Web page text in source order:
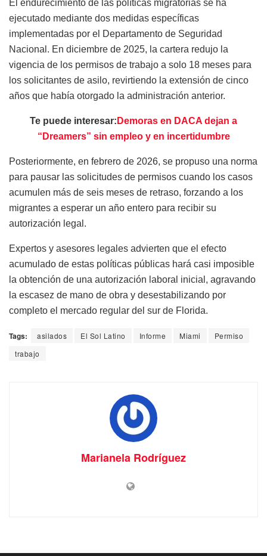
El endurecimiento de las políticas migratorias se ha
ejecutado mediante dos medidas específicas
implementadas por el Departamento de Seguridad
Nacional. En diciembre de 2025, la cartera redujo la
vigencia de los permisos de trabajo a solo 18 meses para
los solicitantes de asilo, revirtiendo la extensión de cinco
años que había otorgado la administración anterior.
Te puede interesar: Demoras en DACA dejan a
“Dreamers” sin empleo y en incertidumbre
Posteriormente, en febrero de 2026, se propuso una norma
para pausar las solicitudes de permisos cuando los casos
acumulen más de seis meses de retraso, forzando a los
migrantes a esperar un año entero para recibir su
autorización legal.
Expertos y asesores legales advierten que el efecto
acumulado de estas políticas públicas hará casi imposible
la obtención de una autorización laboral inicial, agravando
la escasez de mano de obra y desestabilizando por
completo el mercado regular del sur de Florida.
Tags: asilados El Sol Latino Informe Miami
Permiso
trabajo
Marianela Rodríguez